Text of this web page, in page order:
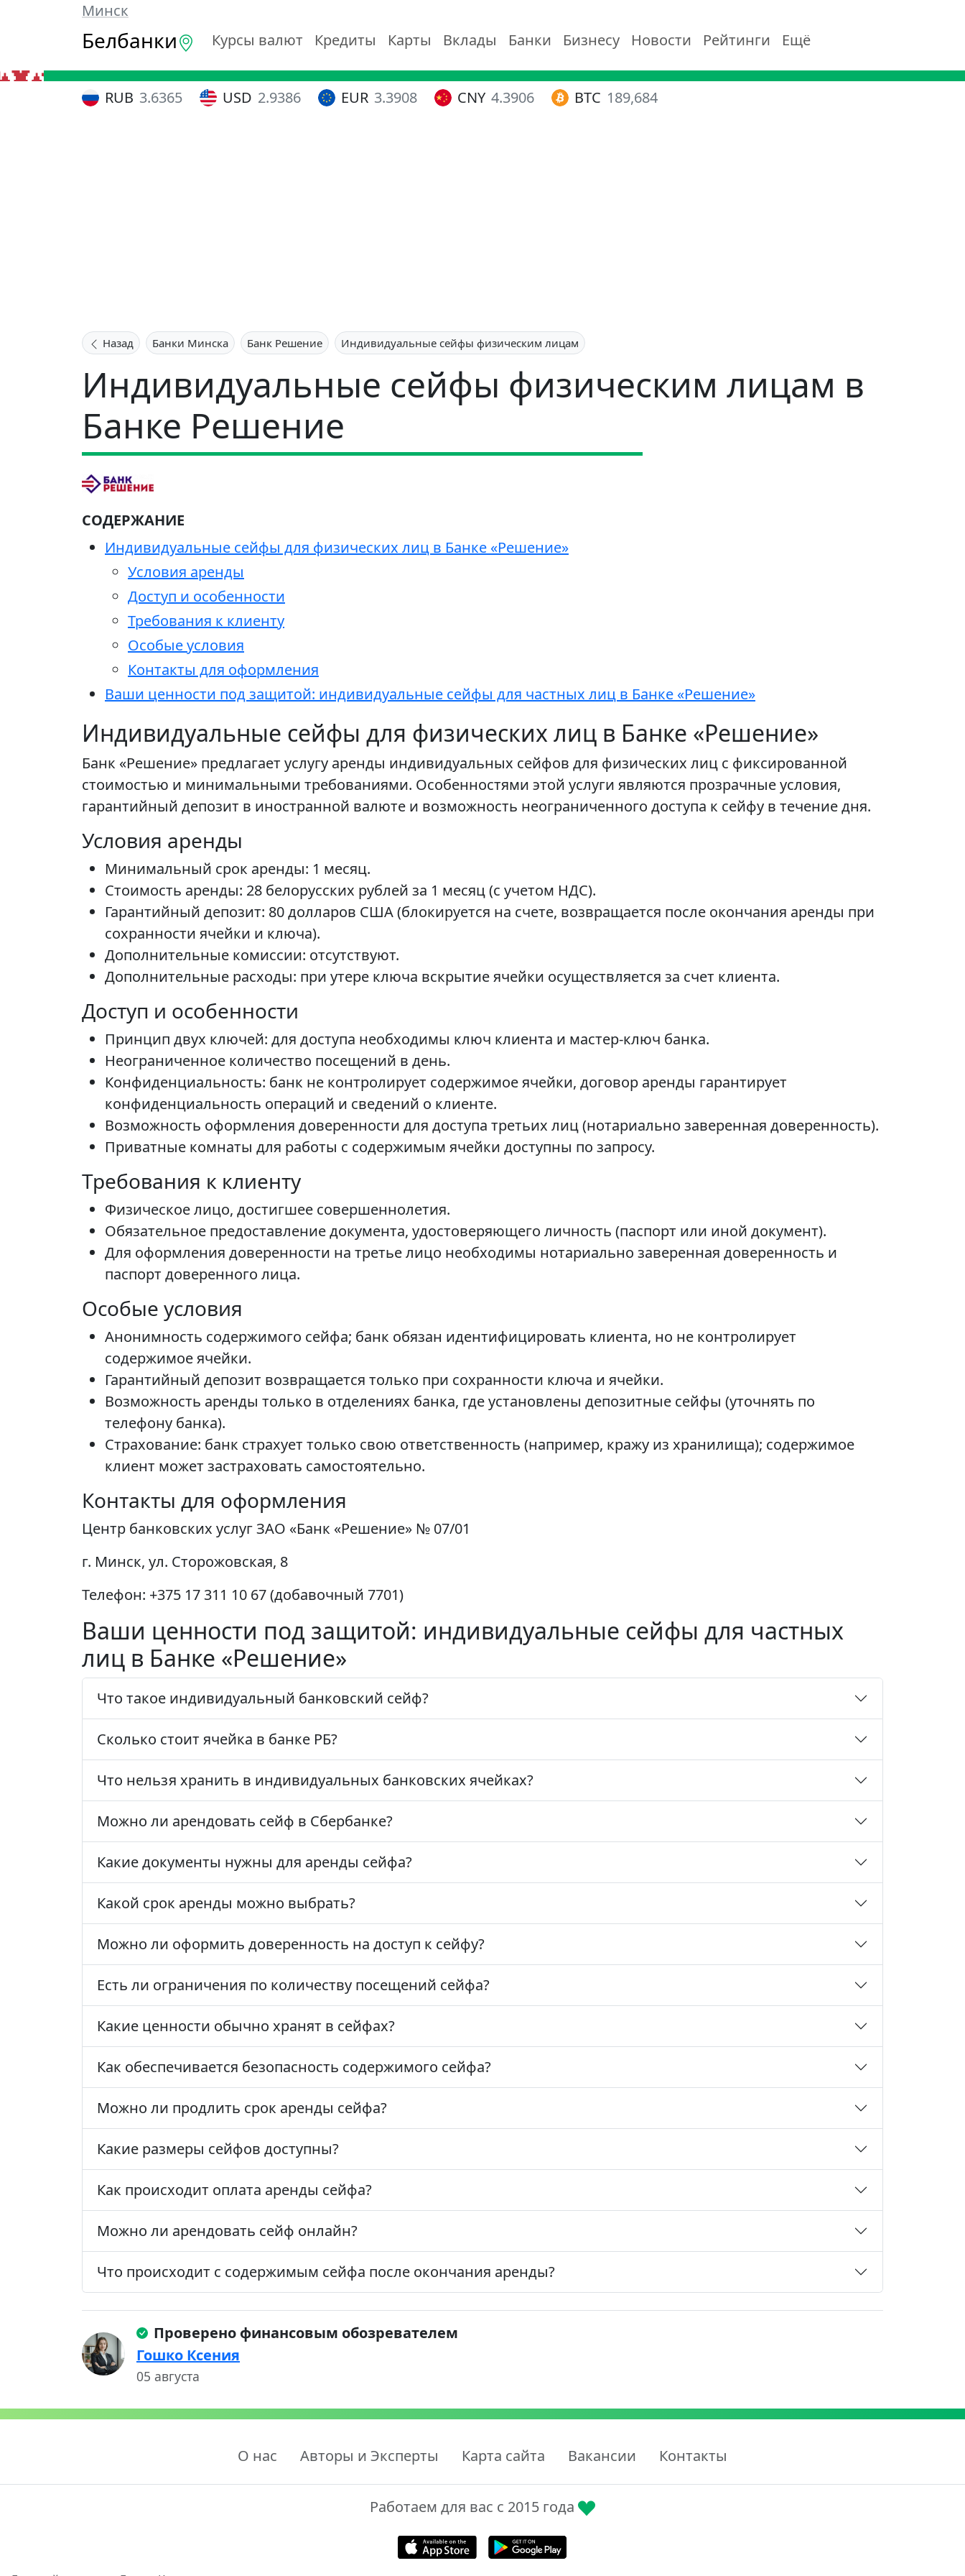
Минск
Белбанки Курсы валют Кредиты Карты Вклады Банки Бизнесу Новости Рейтинги Ещё
RUB 3.6365 USD 2.9386 EUR 3.3908 CNY 4.3906 BTC 189,684
Назад Банки Минска Банк Решение Индивидуальные сейфы физическим лицам
Индивидуальные сейфы физическим лицам в
Банке Решение
СОДЕРЖАНИЕ
Индивидуальные сейфы для физических лиц в Банке «Решение»
Условия аренды
Доступ и особенности
Требования к клиенту
Особые условия
Контакты для оформления
Ваши ценности под защитой: индивидуальные сейфы для частных лиц в Банке «Решение»
Индивидуальные сейфы для физических лиц в Банке «Решение»
Банк «Решение» предлагает услугу аренды индивидуальных сейфов для физических лиц с фиксированной
стоимостью и минимальными требованиями. Особенностями этой услуги являются прозрачные условия,
гарантийный депозит в иностранной валюте и возможность неограниченного доступа к сейфу в течение дня.
Условия аренды
Минимальный срок аренды: 1 месяц.
Стоимость аренды: 28 белорусских рублей за 1 месяц (с учетом НДС).
Гарантийный депозит: 80 долларов США (блокируется на счете, возвращается после окончания аренды при
сохранности ячейки и ключа).
Дополнительные комиссии: отсутствуют.
Дополнительные расходы: при утере ключа вскрытие ячейки осуществляется за счет клиента.
Доступ и особенности
Принцип двух ключей: для доступа необходимы ключ клиента и мастер-ключ банка.
Неограниченное количество посещений в день.
Конфиденциальность: банк не контролирует содержимое ячейки, договор аренды гарантирует
конфиденциальность операций и сведений о клиенте.
Возможность оформления доверенности для доступа третьих лиц (нотариально заверенная доверенность).
Приватные комнаты для работы с содержимым ячейки доступны по запросу.
Требования к клиенту
Физическое лицо, достигшее совершеннолетия.
Обязательное предоставление документа, удостоверяющего личность (паспорт или иной документ).
Для оформления доверенности на третье лицо необходимы нотариально заверенная доверенность и
паспорт доверенного лица.
Особые условия
Анонимность содержимого сейфа; банк обязан идентифицировать клиента, но не контролирует
содержимое ячейки.
Гарантийный депозит возвращается только при сохранности ключа и ячейки.
Возможность аренды только в отделениях банка, где установлены депозитные сейфы (уточнять по
телефону банка).
Страхование: банк страхует только свою ответственность (например, кражу из хранилища); содержимое
клиент может застраховать самостоятельно.
Контакты для оформления
Центр банковских услуг ЗАО «Банк «Решение» № 07/01
г. Минск, ул. Сторожовская, 8
Телефон: +375 17 311 10 67 (добавочный 7701)
Ваши ценности под защитой: индивидуальные сейфы для частных
лиц в Банке «Решение»
Что такое индивидуальный банковский сейф?
Сколько стоит ячейка в банке РБ?
Что нельзя хранить в индивидуальных банковских ячейках?
Можно ли арендовать сейф в Сбербанке?
Какие документы нужны для аренды сейфа?
Какой срок аренды можно выбрать?
Можно ли оформить доверенность на доступ к сейфу?
Есть ли ограничения по количеству посещений сейфа?
Какие ценности обычно хранят в сейфах?
Как обеспечивается безопасность содержимого сейфа?
Можно ли продлить срок аренды сейфа?
Какие размеры сейфов доступны?
Как происходит оплата аренды сейфа?
Можно ли арендовать сейф онлайн?
Что происходит с содержимым сейфа после окончания аренды?
Проверено финансовым обозревателем
Гошко Ксения
05 августа
О нас Авторы и Эксперты Карта сайта Вакансии Контакты
Работаем для вас с 2015 года